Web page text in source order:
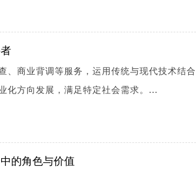
、商业背调等服务，运用传统与现代技术结合
化方向发展，满足特定社会需求。...
的角色与价值